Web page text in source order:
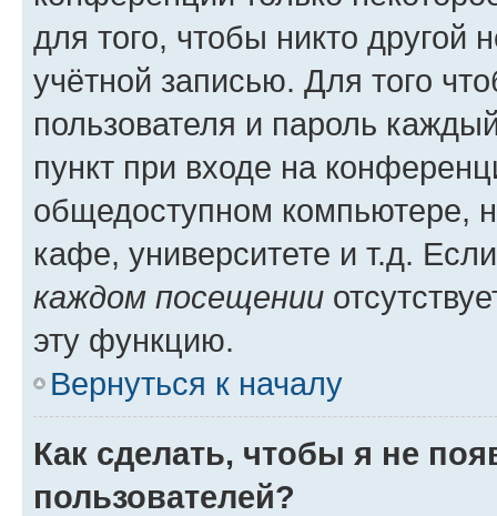
для того, чтобы никто другой
учётной записью. Для того
пользователя и пароль
пункт при входе на
общедоступном компьютере,
кафе, университете и т.д.
каждом посещении
эту функцию.
Вернуться к началу
Как сделать, чтобы я не
пользователей?